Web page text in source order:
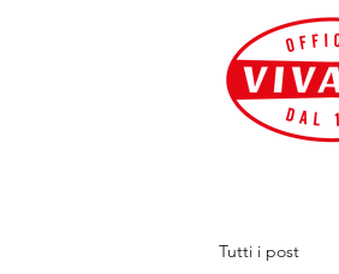
Tutti i post